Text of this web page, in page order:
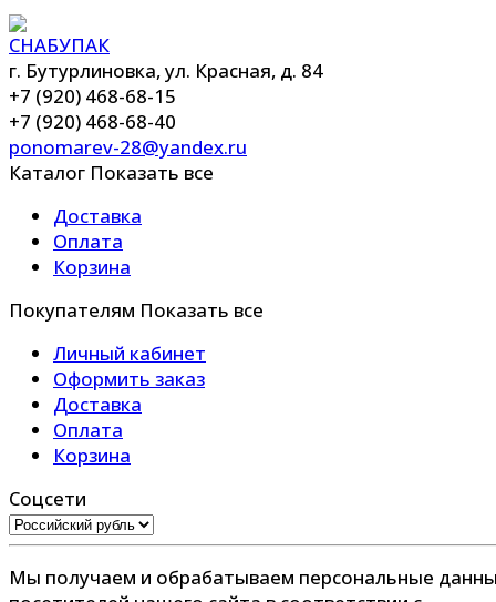
г. Бутурлиновка, ул. Красная, д. 84
+7 (920) 468-68-15
+7 (920) 468-68-40
ponomarev-28@yandex.ru
Каталог Показать все
Доставка
Оплата
Корзина
Покупателям Показать все
Личный кабинет
Оформить заказ
Доставка
Оплата
Корзина
Соцсети
Мы получаем и обрабатываем персональные